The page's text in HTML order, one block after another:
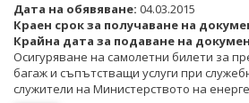
Дата на обявяване: 04.03.2015
Краен срок за получаване на
Крайна дата за подаване на
Осигуряване на самолетни билети за
багаж и съпътстващи услуги при
служители на Министерството на